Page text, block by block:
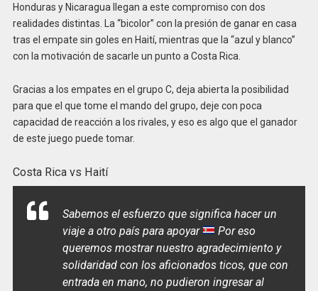
Honduras y Nicaragua llegan a este compromiso con dos
realidades distintas. La “bicolor” con la presión de ganar en casa
tras el empate sin goles en Haití, mientras que la “azul y blanco”
con la motivación de sacarle un punto a Costa Rica.
Gracias a los empates en el grupo C, deja abierta la posibilidad
para que el que tome el mando del grupo, deje con poca
capacidad de reacción a los rivales, y eso es algo que el ganador
de este juego puede tomar.
Costa Rica vs Haití
Sabemos el esfuerzo que significa hacer un
viaje a otro país para apoyar
Por eso
queremos mostrar nuestro agradecimiento y
solidaridad con los aficionados ticos, que con
entrada en mano, no pudieron ingresar al